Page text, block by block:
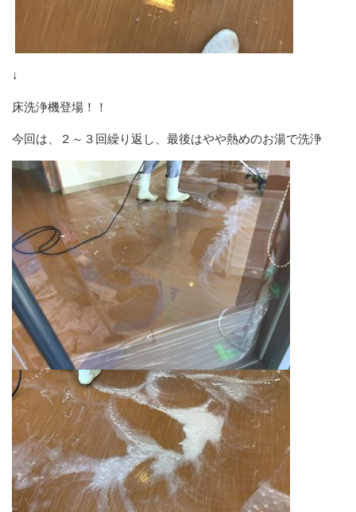
↓
床洗浄機登場！！
今回は、２～３回繰り返し、最後はやや熱めのお湯で洗浄